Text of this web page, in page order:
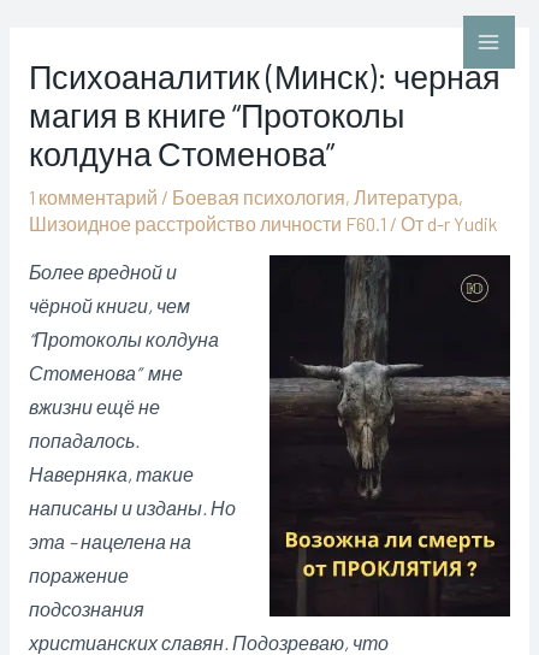
содержимому
Main
Психоаналитик (Минск): черная
магия в книге “Протоколы
колдуна Стоменова”
1 комментарий / Боевая психология, Литература,
Шизоидное расстройство личности F60.1 / От d-r Yudik
Более вредной и
чёрной книги, чем
“Протоколы колдуна
Стоменова” мне
вжизниещё не
попадалось.
Наверняка, такие
написаны и изданы. Но
эта – нацелена на
поражение
подсознания
христианских славян. Подозреваю, что